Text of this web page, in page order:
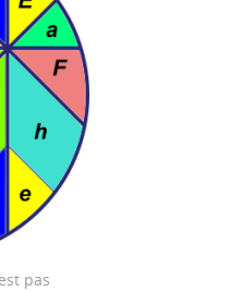
pas